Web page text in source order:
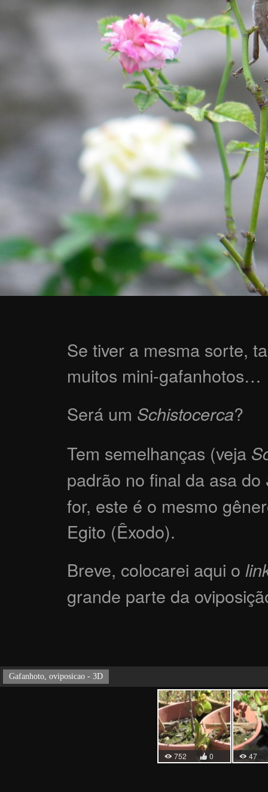
Se tiver a mesma sorte,
muitos mini-gafanhotos…
Será um Schistocerca?
Tem semelhanças (veja
padrão no final da asa do
for, este é o mesmo
Egito (Êxodo).
Breve, colocarei aqui o
grande parte da
Gafanhoto, oviposicao - 3D
752 0 47